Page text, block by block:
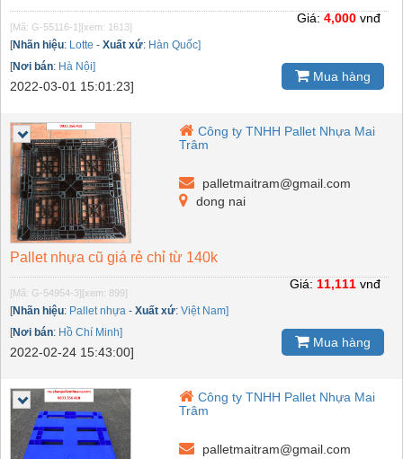
[Mã: G-55116-1] [xem: 1613]
[Nhãn hiệu: Lotte - Xuất xứ: Hàn Quốc]
[Nơi bán: Hà Nội]
2022-03-01 15:01:23]
Giá: 4,000 vnđ
Mua hàng
Công ty TNHH Pallet Nhựa Mai
Trâm
palletmaitram@gmail.com
dong nai
Pallet nhựa cũ giá rẻ chỉ từ 140k
[Mã: G-54954-3] [xem: 899]
[Nhãn hiệu: Pallet nhựa - Xuất xứ: Việt Nam]
[Nơi bán: Hồ Chí Minh]
2022-02-24 15:43:00]
Giá: 11,111 vnđ
Mua hàng
Công ty TNHH Pallet Nhựa Mai
Trâm
palletmaitram@gmail.com